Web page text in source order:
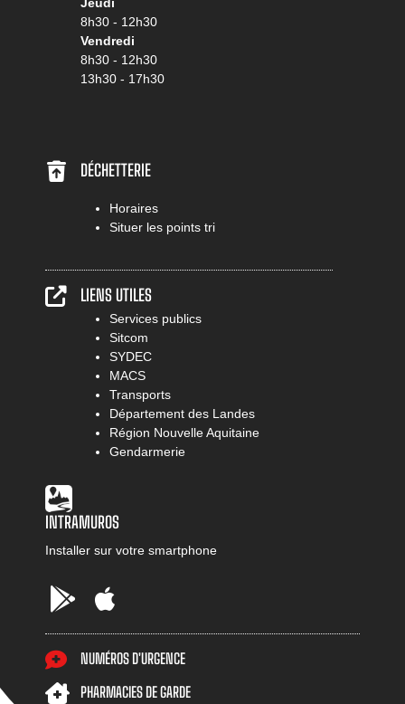
8h30 - 12h30
Vendredi
8h30 - 12h30
13h30 - 17h30
DÉCHETTERIE
Horaires
Situer les points tri
LIENS UTILES
Services publics
Sitcom
SYDEC
MACS
Transports
Département des Landes
Région Nouvelle Aquitaine
Gendarmerie
INTRAMUROS
Installer sur votre smartphone
Google
Play
NUMÉROS D'URGENCE
PHARMACIES DE GARDE